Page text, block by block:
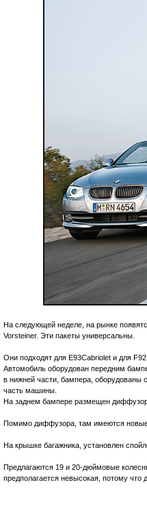
На следующей неделе, на рынке
Vorsteiner. Эти пакеты универсальны.
Они подходят для E93Cabriolet и для
Автомобиль оборудован передним
в нижней части, бампера, оборудованы
часть машины.
На заднем бампере размещен
Помимо диффузора, там имеются
На крышке багажника, установлен
Предлагаются 19 и 20-дюймовые
предполагается невысокая, потому что